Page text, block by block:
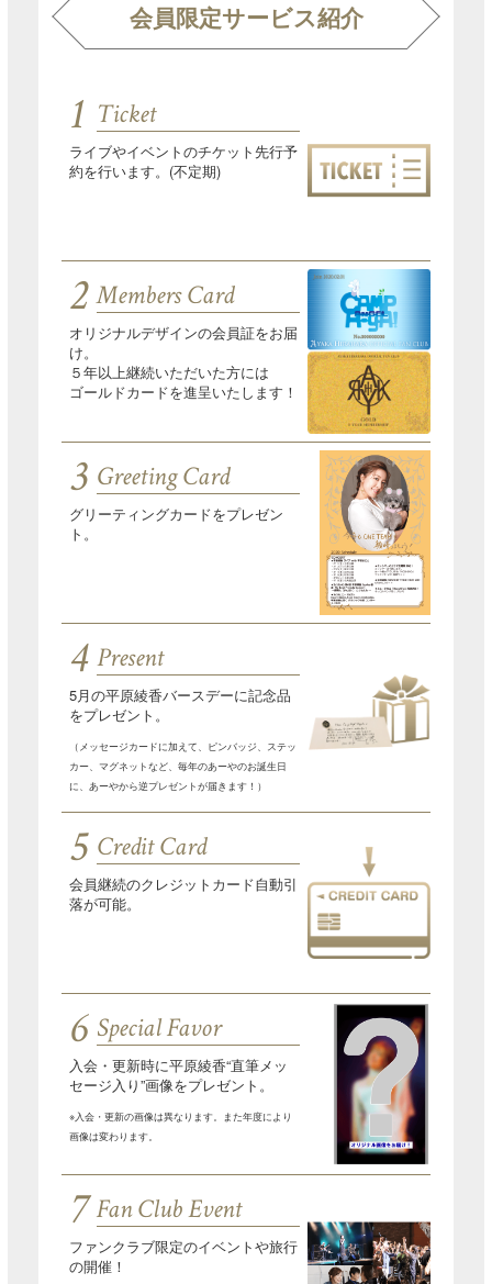
会員限定サービス紹介
1 Ticket
ライブやイベントのチケット先行予
約を行います。(不定期)
2 Members Card
オリジナルデザインの会員証をお届
け。
５年以上継続いただいた方には
ゴールドカードを進呈いたします！
3 Greeting Card
グリーティングカードをプレゼン
ト。
4 Present
5月の平原綾香バースデーに記念品
をプレゼント。
（メッセージカードに加えて、ピンバッジ、ステッ
カー、マグネットなど、毎年のあーやのお誕生日
に、あーやから逆プレゼントが届きます！）
5 Credit Card
会員継続のクレジットカード自動引
落が可能。
6 Special Favor
入会・更新時に平原綾香“直筆メッ
セージ入り”画像をプレゼント。
※入会・更新の画像は異なります。また年度により
画像は変わります。
7 Fan Club Event
ファンクラブ限定のイベントや旅行
の開催！